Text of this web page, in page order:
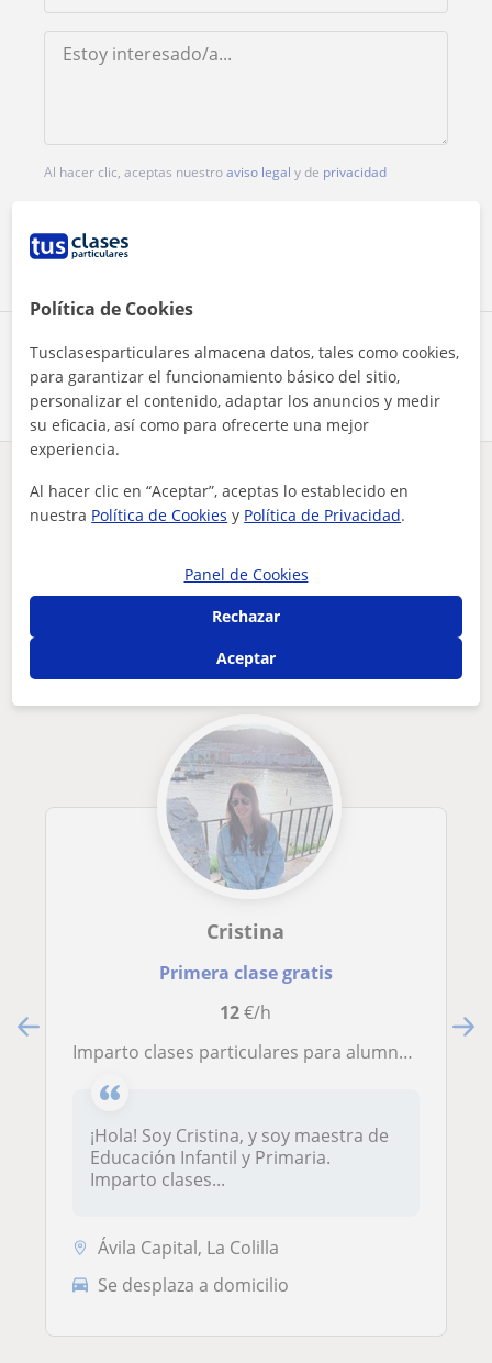
Comparte a este profesor
Al hacer clic, aceptas nuestroaviso legal y de privacidad
¿Hay algún error en este perfil?Cuéntanos
Otros profesores de Inglés en Ávila que
pueden interesarte
Cristina
Primera clase gratis
12€/h
Imparto clases particulares para alumnos de Educación Primaria que necesitan apoyo escolar
¡Hola! Soy Cristina, y soy maestra de
Educación Infantil y Primaria.
Imparto clases...
Ávila Capital, La Colilla
Se desplaza a domicilio
Política de Cookies
Tusclasesparticulares almacena datos, tales como cookies,
para garantizar el funcionamiento básico del sitio,
personalizar el contenido, adaptar los anuncios y medir
su eficacia, así como para ofrecerte una mejor
experiencia.
Al hacer clic en “Aceptar”, aceptas lo establecido en
nuestra Política de Cookies y Política de Privacidad.
Panel de Cookies
Rechazar
Aceptar